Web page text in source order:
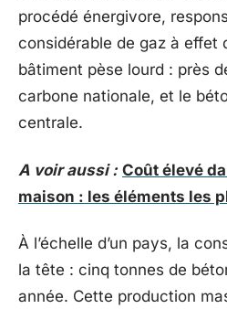
procédé énergivore,
considérable de gaz à effet
bâtiment pèse lourd : près
carbone nationale, et le
centrale.
A voir aussi : Coût élevé
maison : les éléments les
À l’échelle d’un pays, la
la tête : cinq tonnes de
année. Cette production